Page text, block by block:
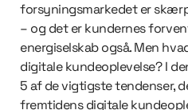
forsyningsmarkedet er
– og det er kundernes
energiselskab også. Men
digitale kundeoplevelse? I
5 af de vigtigste tendenser,
fremtidens digitale